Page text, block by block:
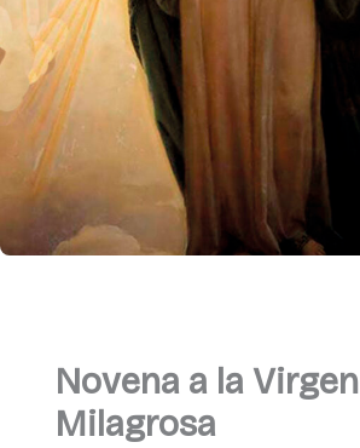
Novena a la Virgen
Milagrosa